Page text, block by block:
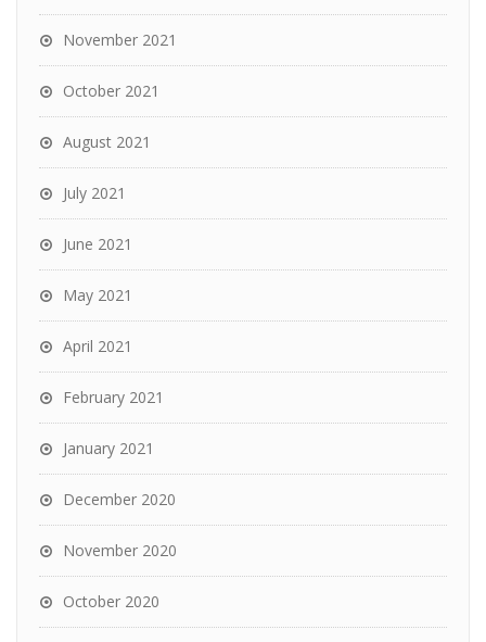
November 2021
October 2021
August 2021
July 2021
June 2021
May 2021
April 2021
February 2021
January 2021
December 2020
November 2020
October 2020